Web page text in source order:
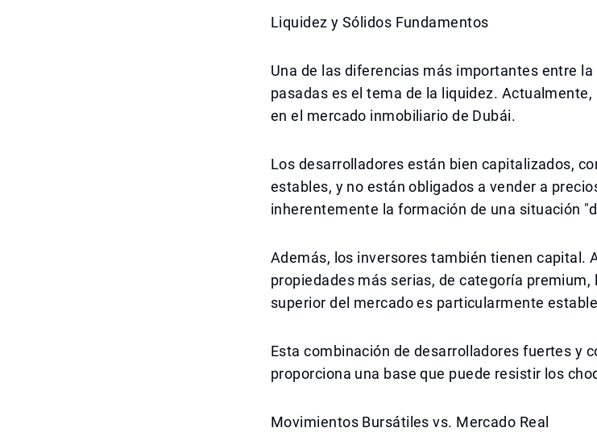
Liquidez y Sólidos Fundamentos
Una de las diferencias más importantes entre
pasadas es el tema de la liquidez.
en el mercado inmobiliario de Dubái.
Los desarrolladores están bien capitalizados,
estables, y no están obligados a vender a
inherentemente la formación de una situación
Además, los inversores también tienen capital.
propiedades más serias, de categoría
superior del mercado es particularmente
Esta combinación de desarrolladores fuertes y
proporciona una base que puede resistir los
Movimientos Bursátiles vs. Mercado Real